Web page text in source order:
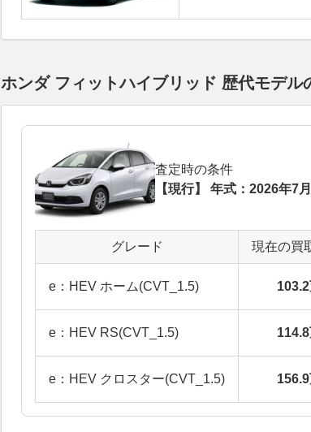
ホンダ フィットハイブリッド 歴代モデ
査定時の条件
【現行】 年式：2026年7
グレード 現在の買
e：HEV ホーム(CVT_1.5)
e：HEV RS(CVT_1.5)
e：HEV クロスター(CVT_1.5)